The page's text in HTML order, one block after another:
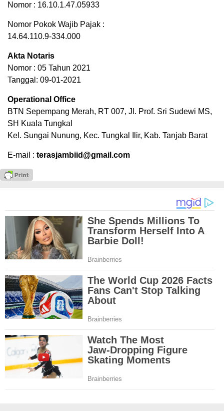
Nomor : 16.10.1.47.05933
Nomor Pokok Wajib Pajak :
14.64.110.9-334.000
Akta Notaris
Nomor : 05 Tahun 2021
Tanggal: 09-01-2021
Operational Office
BTN Sepempang Merah, RT 007, Jl. Prof. Sri Sudewi MS,
SH Kuala Tungkal
Kel. Sungai Nunung, Kec. Tungkal Ilir, Kab. Tanjab Barat
E-mail : terasjambiid@gmail.com